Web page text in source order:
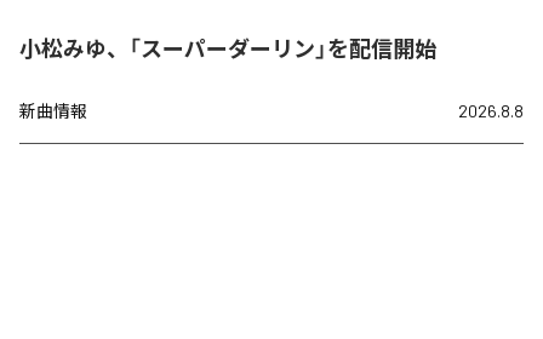
小松みゆ、「スーパーダーリン」を配信開始
新曲情報 2026.8.8